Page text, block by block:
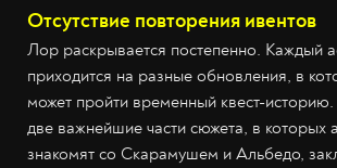
Отсутствие повторения ивентов
Лор раскрывается постепенно. Каждый
приходится на разные обновления, в
может пройти временный квест-
две важнейшие части сюжета, в которых
знакомят со Скарамушем и Альбедо,